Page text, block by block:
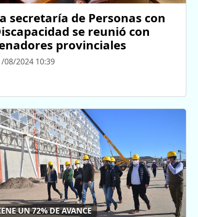
secretaría de Personas con
se reunió con
provinciales
08/2024 10:39
UN 72% DE AVANCE